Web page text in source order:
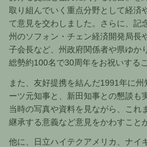
取り組んでいく重点分野として経済
て意見を交わしました。さらに、記
州のソフォン・チェン経済開発局長
子会長など、州政府関係者や県ゆか
総勢約100名で30周年をお祝いする
また、友好提携を結んだ1991年に
ーツ元知事と、新田知事との懇談も
当時の写真や資料を見ながら、これ
継承する意義など意見をかわすこと
他に、日立ハイテクアメリカ、ナイ